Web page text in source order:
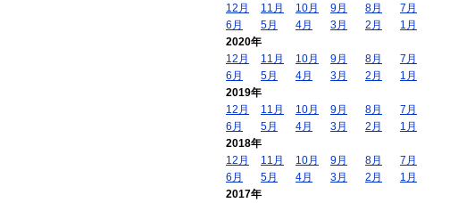
12月
11月 10月 9月 8月
7月
6月
5月 4月 3月 2月
1月
2020年
12月
11月 10月 9月 8月
7月
6月
5月 4月 3月 2月
1月
2019年
12月
11月 10月 9月 8月
7月
6月
5月 4月 3月 2月
1月
2018年
12月
11月 10月 9月 8月
7月
6月
5月 4月 3月 2月
1月
2017年